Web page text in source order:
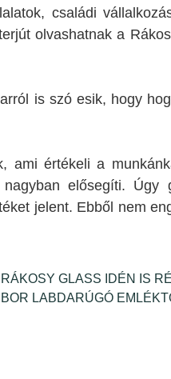
családi
olvashatnak a
is szó esik, hogy
ami értékeli a
elősegíti. Úgy
jelent. Ebből nem
GLASS IDÉN IS
LABDARÚGÓ